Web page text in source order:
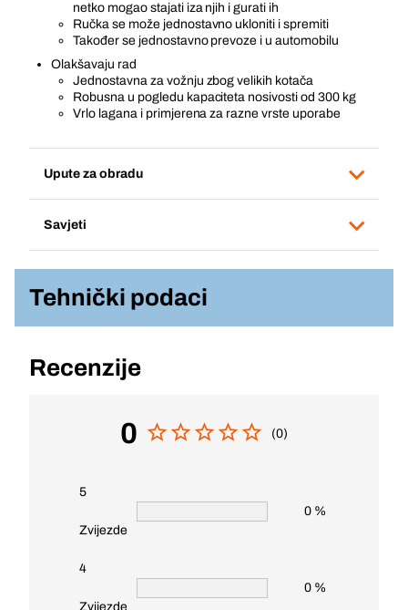
netko mogao stajati iza njih i gurati ih
Ručka se može jednostavno ukloniti i spremiti
Također se jednostavno prevoze i u automobilu
Olakšavaju rad
Jednostavna za vožnju zbog velikih kotača
Robusna u pogledu kapaciteta nosivosti od 300 kg
Vrlo lagana i primjerena za razne vrste uporabe
Upute za obradu
Savjeti
Tehnički podaci
Recenzije
0 (0)
5
Zvijezde
0 %
4
Zvijezde
0 %